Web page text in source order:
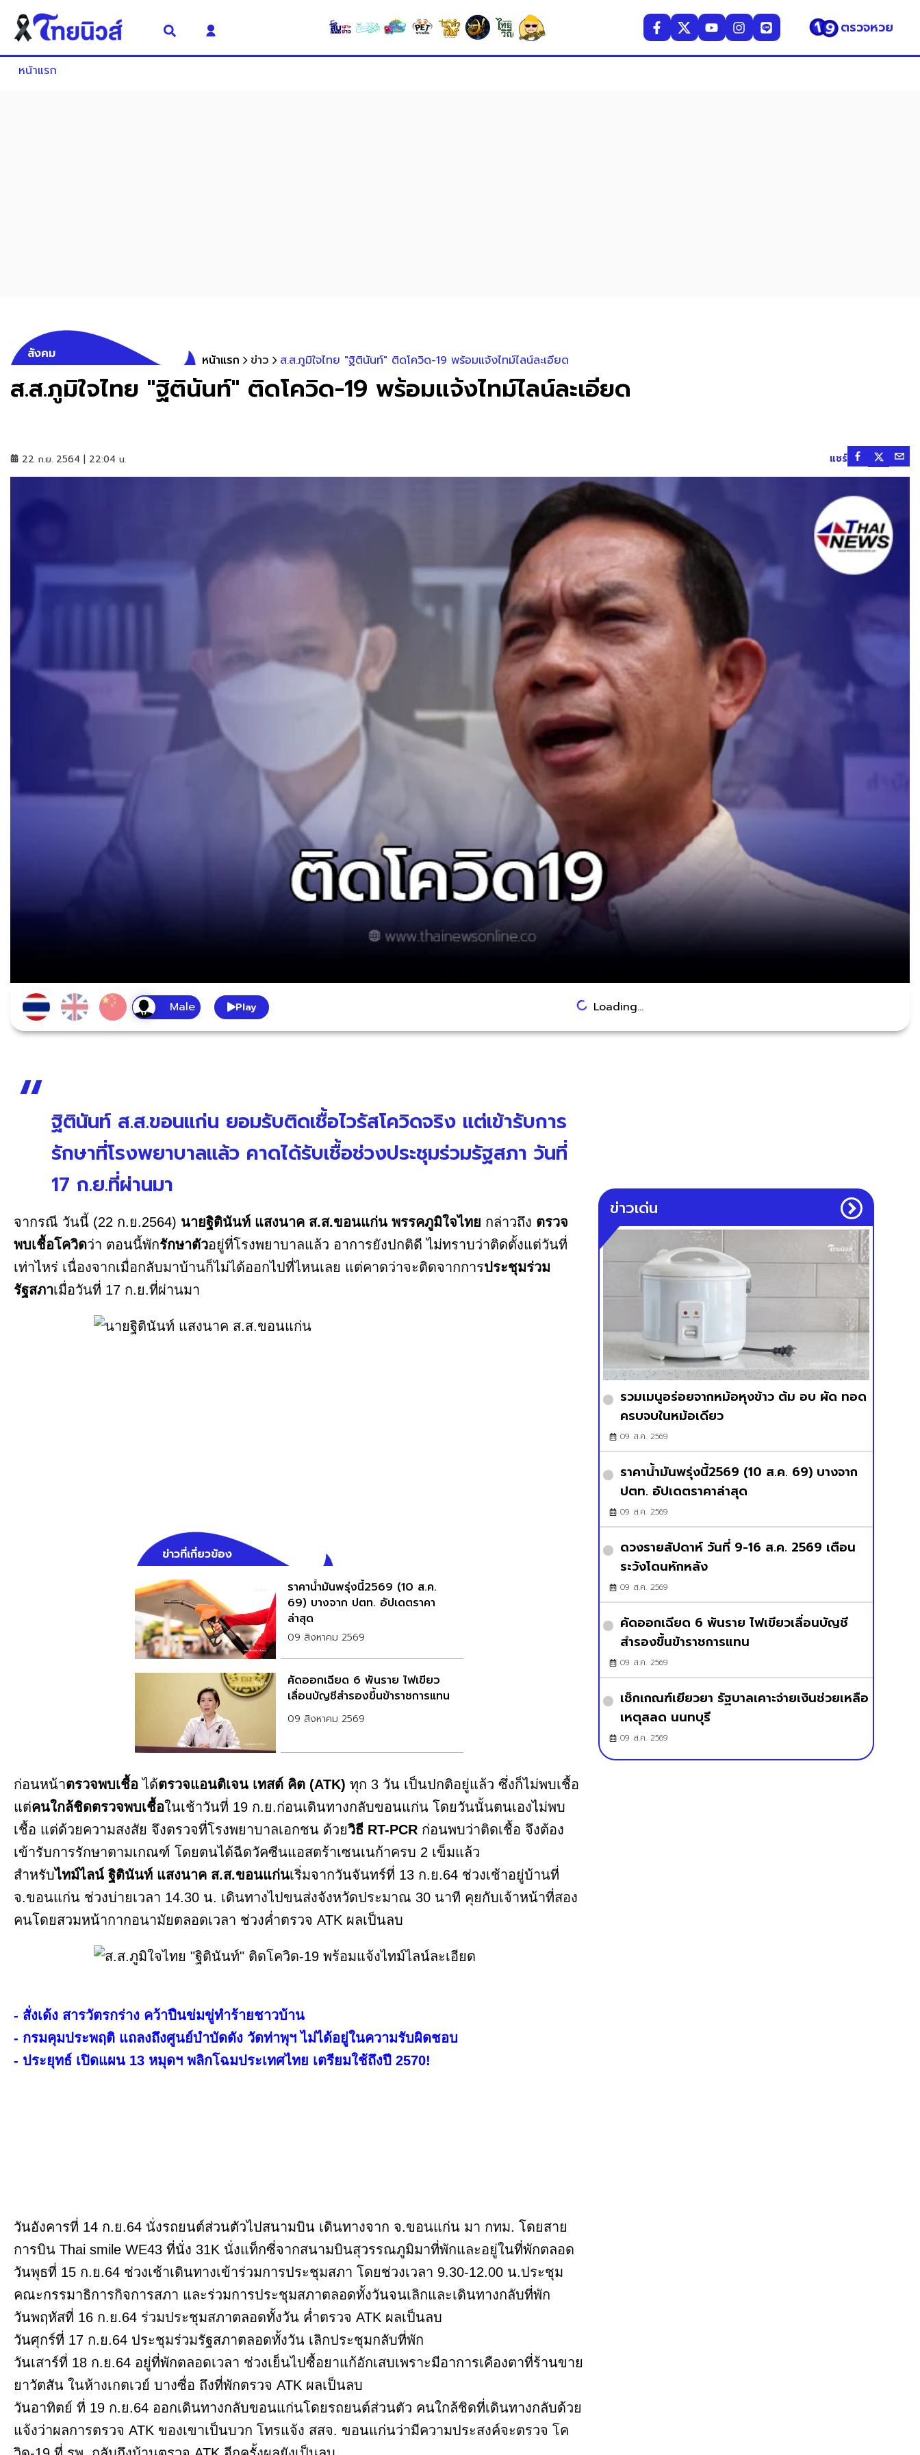
ตรวจหวย
หน้าแรก
สังคม หน้าแรก ข่าว ส.ส.ภูมิใจไทย "ฐิตินันท์" ติดโควิด-19 พร้อมแจ้งไทม์ไลน์ละเอียด
ส.ส.ภูมิใจไทย "ฐิตินันท์" ติดโควิด-19 พร้อมแจ้งไทม์ไลน์ละเอียด
22 ก.ย. 2564 | 22:04 น. แชร์
Play Loading...
ฐิตินันท์ ส.ส.ขอนแก่น ยอมรับติดเชื้อไวรัสโควิดจริง แต่เข้ารับการ
รักษาที่โรงพยาบาลแล้ว คาดได้รับเชื้อช่วงประชุมร่วมรัฐสภา วันที่
17 ก.ย.ที่ผ่านมา
จากรณี วันนี้ (22 ก.ย.2564) นายฐิตินันท์ แสงนาค ส.ส.ขอนแก่น พรรคภูมิใจไทย กล่าวถึง ตรวจ
พบเชื้อโควิดว่า ตอนนี้พักรักษาตัวอยู่ที่โรงพยาบาลแล้ว อาการยังปกติดี ไม่ทราบว่าติดตั้งแต่วันที่
เท่าไหร่ เนื่องจากเมื่อกลับมาบ้านก็ไม่ได้ออกไปที่ไหนเลย แต่คาดว่าจะติดจากการประชุมร่วม
รัฐสภาเมื่อวันที่ 17 ก.ย.ที่ผ่านมา
ข่าวที่เกี่ยวข้อง
ราคาน้ำมันพรุ่งนี้2569 (10 ส.ค.
69) บางจาก ปตท. อัปเดตราคา
ล่าสุด
09 สิงหาคม 2569
คัดออกเฉียด 6 พันราย ไฟเขียว
เลื่อนบัญชีสำรองขึ้นข้าราชการแทน
09 สิงหาคม 2569
ก่อนหน้าตรวจพบเชื้อ ได้ตรวจแอนติเจน เทสต์ คิต (ATK) ทุก 3 วัน เป็นปกติอยู่แล้ว ซึ่งก็ไม่พบเชื้อ
แต่คนใกล้ชิดตรวจพบเชื้อในเช้าวันที่ 19 ก.ย.ก่อนเดินทางกลับขอนแก่น โดยวันนั้นตนเองไม่พบ
เชื้อ แต่ด้วยความสงสัย จึงตรวจที่โรงพยาบาลเอกชน ด้วยวิธี RT-PCR ก่อนพบว่าติดเชื้อ จึงต้อง
เข้ารับการรักษาตามเกณฑ์ โดยตนได้ฉีดวัคซีนแอสตร้าเซนเนก้าครบ 2 เข็มแล้ว
สำหรับไทม์ไลน์ ฐิตินันท์ แสงนาค ส.ส.ขอนแก่นเริ่มจากวันจันทร์ที่ 13 ก.ย.64 ช่วงเช้าอยู่บ้านที่
จ.ขอนแก่น ช่วงบ่ายเวลา 14.30 น. เดินทางไปขนส่งจังหวัดประมาณ 30 นาที คุยกับเจ้าหน้าที่สอง
คนโดยสวมหน้ากากอนามัยตลอดเวลา ช่วงค่ำตรวจ ATK ผลเป็นลบ
- สั่งเด้ง สารวัตรกร่าง คว้าปืนข่มขู่ทำร้ายชาวบ้าน
- กรมคุมประพฤติ แถลงถึงศูนย์บำบัดดัง วัดท่าพุฯ ไม่ได้อยู่ในความรับผิดชอบ
- ประยุทธ์ เปิดแผน 13 หมุดฯ พลิกโฉมประเทศไทย เตรียมใช้ถึงปี 2570!
วันอังคารที่ 14 ก.ย.64 นั่งรถยนต์ส่วนตัวไปสนามบิน เดินทางจาก จ.ขอนแก่น มา กทม. โดยสาย
การบิน Thai smile WE43 ที่นั่ง 31K นั่งแท็กซี่จากสนามบินสุวรรณภูมิมาที่พักและอยู่ในที่พักตลอด
วันพุธที่ 15 ก.ย.64 ช่วงเช้าเดินทางเข้าร่วมการประชุมสภา โดยช่วงเวลา 9.30-12.00 น.ประชุม
คณะกรรมาธิการกิจการสภา และร่วมการประชุมสภาตลอดทั้งวันจนเลิกและเดินทางกลับที่พัก
วันพฤหัสที่ 16 ก.ย.64 ร่วมประชุมสภาตลอดทั้งวัน ค่ำตรวจ ATK ผลเป็นลบ
วันศุกร์ที่ 17 ก.ย.64 ประชุมร่วมรัฐสภาตลอดทั้งวัน เลิกประชุมกลับที่พัก
วันเสาร์ที่ 18 ก.ย.64 อยู่ที่พักตลอดเวลา ช่วงเย็นไปซื้อยาแก้อักเสบเพราะมีอาการเคืองตาที่ร้านขาย
ยาวัตสัน ในห้างเกตเวย์ บางซื่อ ถึงที่พักตรวจ ATK ผลเป็นลบ
วันอาทิตย์ ที่ 19 ก.ย.64 ออกเดินทางกลับขอนแก่นโดยรถยนต์ส่วนตัว คนใกล้ชิดที่เดินทางกลับด้วย
แจ้งว่าผลการตรวจ ATK ของเขาเป็นบวก โทรแจ้ง สสจ. ขอนแก่นว่ามีความประสงค์จะตรวจ โค
ข่าวเด่น
รวมเมนูอร่อยจากหม้อหุงข้าว ต้ม อบ ผัด ทอด
ครบจบในหม้อเดียว
09 ส.ค. 2569
ราคาน้ำมันพรุ่งนี้2569 (10 ส.ค. 69) บางจาก
ปตท. อัปเดตราคาล่าสุด
09 ส.ค. 2569
ดวงรายสัปดาห์ วันที่ 9-16 ส.ค. 2569 เตือน
ระวังโดนหักหลัง
09 ส.ค. 2569
คัดออกเฉียด 6 พันราย ไฟเขียวเลื่อนบัญชี
สำรองขึ้นข้าราชการแทน
09 ส.ค. 2569
เช็กเกณฑ์เยียวยา รัฐบาลเคาะจ่ายเงินช่วยเหลือ
เหตุสลด นนทบุรี
09 ส.ค. 2569